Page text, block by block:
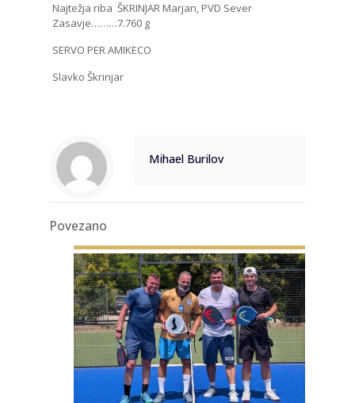
Najtežja riba ŠKRINJAR Marjan, PVD Sever
Zasavje………7.760 g
SERVO PER AMIKECO
Slavko Škrinjar
Mihael Burilov
Povezano